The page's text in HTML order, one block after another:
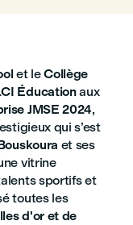
et leCollège
Éducationaux
JMSE 2024,
qui s’est
et ses
vitrine
sportifs et
toutes les
d'or et de